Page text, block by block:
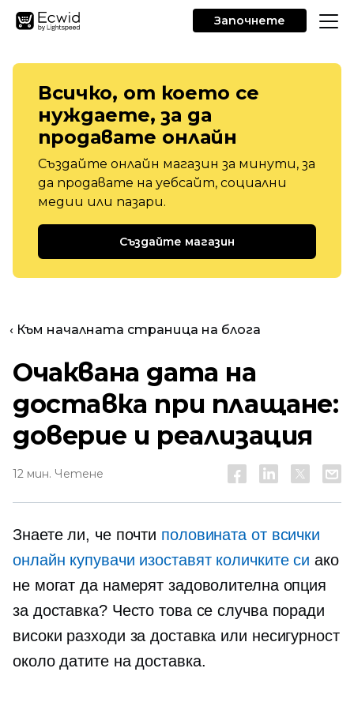
Започнете
Всичко, от което се
нуждаете, за да
продавате онлайн
Създайте онлайн магазин за минути, за
да продавате на уебсайт, социални
медии или пазари.
Създайте магазин
‹ Към началната страница на блога
Очаквана дата на
доставка при плащане:
доверие и реализация
12 мин. Четене
Знаете ли, че почти половината от всички
онлайн купувачи изоставят количките си ако
не могат да намерят задоволителна опция
за доставка? Често това се случва поради
високи разходи за доставка или несигурност
около датите на доставка.